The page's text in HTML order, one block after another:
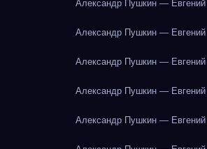
Александр Пушкин — Евгений
Александр Пушкин — Евгений
Александр Пушкин — Евгений
Александр Пушкин — Евгений
Александр Пушкин — Евгений